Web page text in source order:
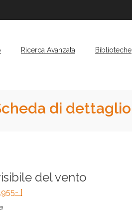
Ricerca Avanzata Biblioteche
di dettaglio
del vento
]